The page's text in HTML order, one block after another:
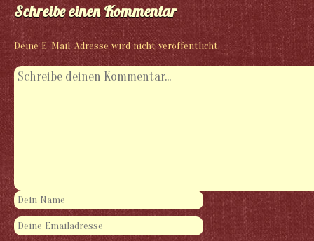
Schreibe einen Kommentar
Deine E-Mail-Adresse wird nicht veröffentlicht.